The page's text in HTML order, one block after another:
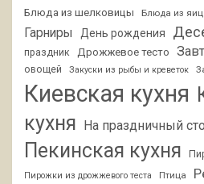
Блюда из шелковицы Блюда из яиц
Гарниры День рождения
праздник
Дрожжевое тесто
овощей
Закуски из рыбы и креветок
Киевская кухня
кухня
На праздничный
Пекинская кухня
Пирожки из дрожжевого теста Птица